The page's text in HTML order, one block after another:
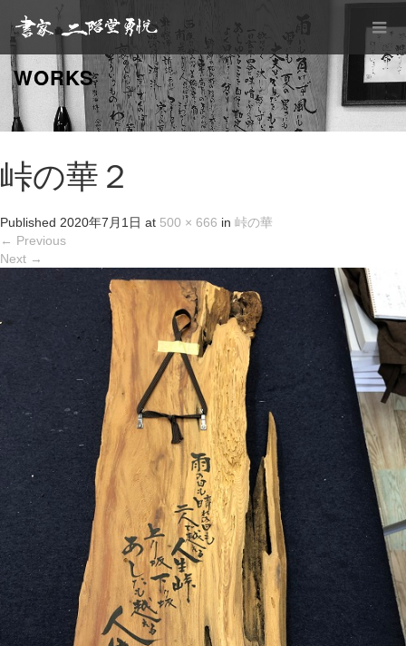
WORKS
峠の華２
Published 2020年7月1日 at 500 × 666 in 峠の華
← Previous
Next →